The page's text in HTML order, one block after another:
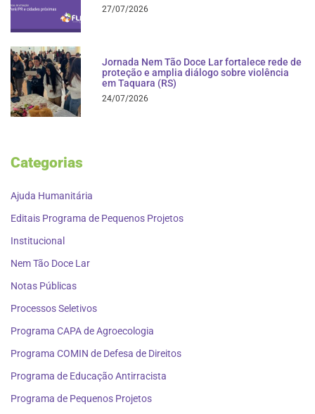
27/07/2026
Jornada Nem Tão Doce Lar fortalece rede de
proteção e amplia diálogo sobre violência
em Taquara (RS)
24/07/2026
Categorias
Ajuda Humanitária
Editais Programa de Pequenos Projetos
Institucional
Nem Tão Doce Lar
Notas Públicas
Processos Seletivos
Programa CAPA de Agroecologia
Programa COMIN de Defesa de Direitos
Programa de Educação Antirracista
Programa de Pequenos Projetos